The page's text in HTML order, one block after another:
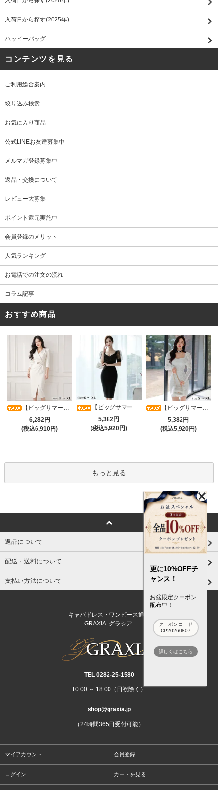
入荷日から探す(2025年)
ハッピーバッグ
コンテンツを見る
ご利用総合案内
絞り込み検索
お気に入り商品
公式LINEお友達募集中
メルマガ登録募集中
返品・交換について
レビュー大募集
ポイント還元実施中
会員登録のメリット
人気ランキング
お電話での注文の流れ
コラム記事
おすすめ商品
【ビッグサマーセール対象品】アシメカシュクール7分袖ワンピース(キャバドレス・CABARETDRESS)
6,282円
(税込6,910円)
【ビッグサマーセール対象品】光沢シアースリーブが軽やかなカシュクールVネックドレープミディドレス(キャバドレス・CABARETDRESS)
5,382円
(税込5,920円)
【ビッグサマーセール対象品】ラグジュアリーオーナメントレースパフスリーブワンピース(キャバドレス・CABARETDRESS)
5,382円
(税込5,920円)
もっと見る
返品について
配送・送料について
支払い方法について
キャバドレス・ワンピース通販
GRAXIA -グラシア-
TEL 0282‐25‐1580
10:00 ～ 18:00（日祝除く）
shop@graxia.jp
（24時間365日受付可能）
マイアカウント 会員登録
ログイン カートを見る
更に10%OFFチ
ャンス！
お盆限定クーポン
配布中！
クーポンコード
CP20260807
詳しくはこちら